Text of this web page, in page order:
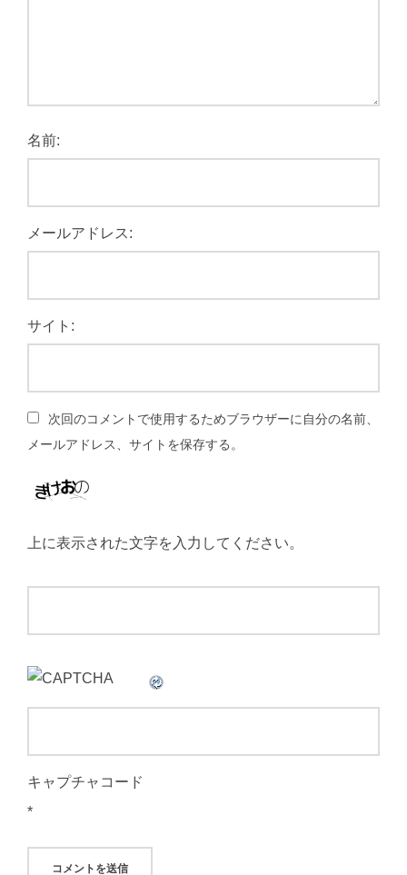
名前:
メールアドレス:
サイト:
次回のコメントで使用するためブラウザーに自分の名前、
メールアドレス、サイトを保存する。
上に表示された文字を入力してください。
キャプチャコード
*